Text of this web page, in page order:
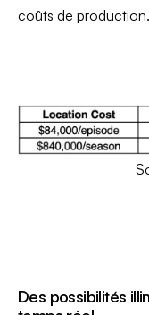
coûts de production.
Des possibilités